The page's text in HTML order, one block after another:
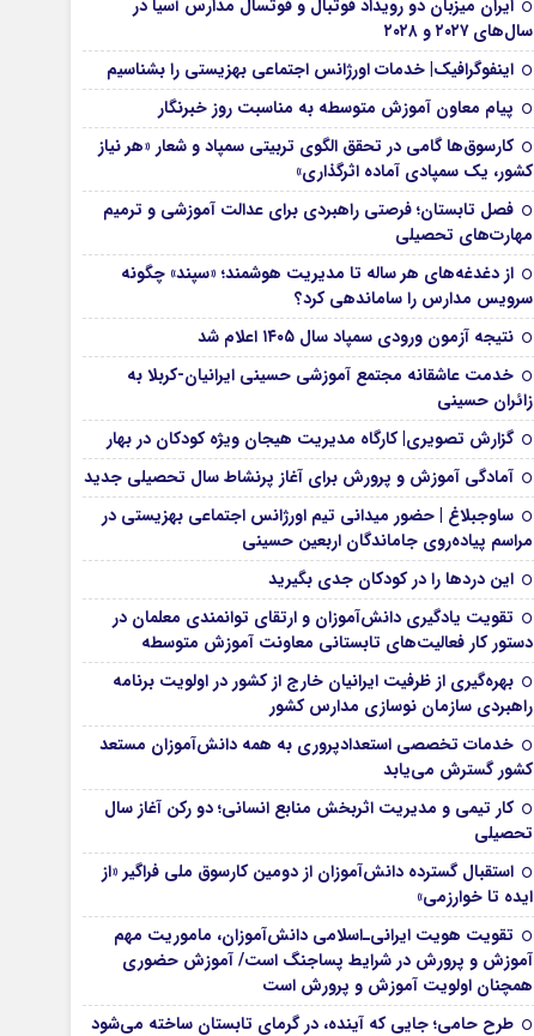
ایران میزبان دو رویداد فوتبال و فوتسال مدارس آسیا در
سال‌های ۲۰۲۷ و ۲۰۲۸
اینفوگرافیک| خدمات اورژانس اجتماعی بهزیستی را بشناسیم
پیام معاون آموزش متوسطه به مناسبت روز خبرنگار
کارسوق‌ها گامی در تحقق الگوی تربیتی سمپاد و شعار «هر نیاز
کشور، یک سمپادی آماده اثرگذاری»
فصل تابستان؛ فرصتی راهبردی برای عدالت آموزشی و ترمیم
مهارت‌های تحصیلی
از دغدغه‌های هر ساله تا مدیریت هوشمند؛ «سپند» چگونه
سرویس مدارس را ساماندهی کرد؟
نتیجه آزمون ورودی سمپاد سال ۱۴۰۵ اعلام شد
خدمت عاشقانه مجتمع آموزشی‌ حسینی ایرانیان-کربلا به
زائران حسینی
گزارش تصویری| کارگاه مدیریت هیجان ویژه کودکان در بهار
آمادگی آموزش و پرورش برای آغاز پرنشاط سال تحصیلی جدید
ساوجبلاغ | حضور میدانی تیم اورژانس اجتماعی بهزیستی در
مراسم پیاده‌روی جاماندگان اربعین حسینی
این درد‌ها را در کودکان جدی بگیرید
تقویت یادگیری دانش‌آموزان و ارتقای توانمندی معلمان در
دستور کار فعالیت‌های تابستانی معاونت آموزش متوسطه
بهره‌گیری از ظرفیت ایرانیان خارج از کشور در اولویت برنامه
راهبردی سازمان نوسازی مدارس کشور
خدمات تخصصی استعدادپروری به همه دانش‌آموزان مستعد
کشور گسترش می‌یابد
کار تیمی و مدیریت اثربخش منابع انسانی؛ دو رکن آغاز سال
تحصیلی
استقبال گسترده دانش‌آموزان از دومین کارسوق ملی فراگیر «از
ایده تا خوارزمی»
تقویت هویت ایرانی‌ـ‌اسلامی دانش‌آموزان، ماموریت مهم
آموزش و پرورش در شرایط پساجنگ است/ آموزش حضوری
همچنان اولویت آموزش و پرورش است
طرح حامی؛ جایی که آینده، در گرمای تابستان ساخته می‌شود